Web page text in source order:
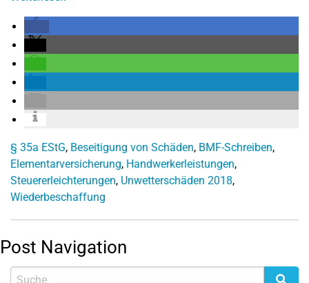
§ 35a EStG, Beseitigung von Schäden, BMF-Schreiben,
Elementarversicherung, Handwerkerleistungen,
Steuererleichterungen, Unwetterschäden 2018,
Wiederbeschaffung
Post Navigation